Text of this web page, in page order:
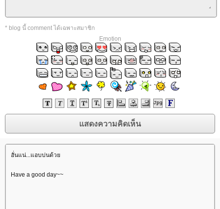
* blog นี้ comment ได้เฉพาะสมาชิก
Emotion
ฮั่นแน่...แอบบ่นด้ว
Have a good day~~